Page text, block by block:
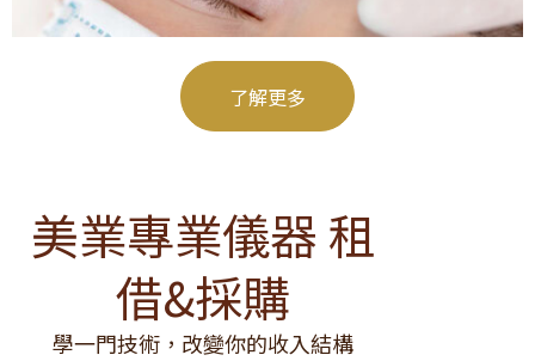
了解更多
美業專業儀器 租
借&採購
學一門技術，改變你的收入結構